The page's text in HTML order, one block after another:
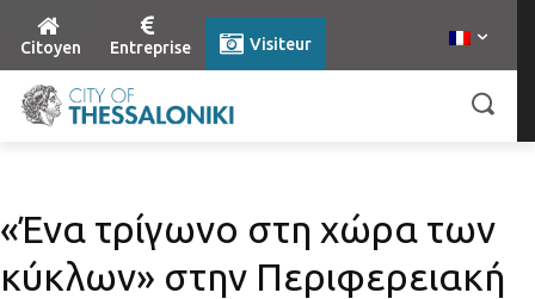
Citoyen Entreprise Visiteur
«Ένα τρίγωνο στη χώρα των
κύκλων» στην Περιφερειακή